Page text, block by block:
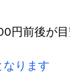
円前後が
ります